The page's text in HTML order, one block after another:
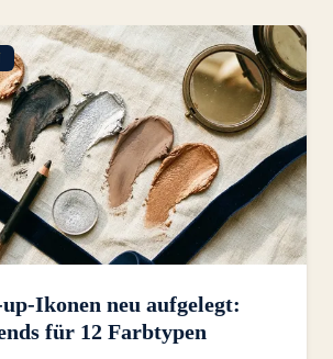
Ikonen neu aufgelegt:
für 12 Farbtypen